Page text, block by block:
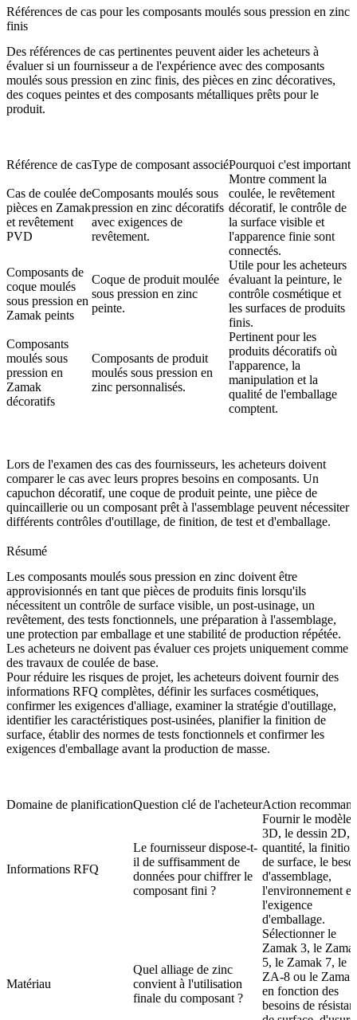
Références de cas pour les composants moulés sous pression en zinc
finis
Des références de cas pertinentes peuvent aider les acheteurs à
évaluer si un fournisseur a de l'expérience avec des composants
moulés sous pression en zinc finis, des pièces en zinc décoratives,
des coques peintes et des composants métalliques prêts pour le
produit.
Référence de casType de composant associéPourquoi c'est important
Cas de coulée de
pièces en Zamak
et revêtement
PVD
Composants moulés sous
pression en zinc décoratifs
avec exigences de
revêtement.
Montre comment la
coulée, le revêtement
décoratif, le contrôle de
la surface visible et
l'apparence finie sont
connectés.
Composants de
coque moulés
sous pression en
Zamak peints
Coque de produit moulée
sous pression en zinc
peinte.
Utile pour les acheteurs
évaluant la peinture, le
contrôle cosmétique et
les surfaces de produits
finis.
Composants
moulés sous
pression en
Zamak
décoratifs
Composants de produit
moulés sous pression en
zinc personnalisés.
Pertinent pour les
produits décoratifs où
l'apparence, la
manipulation et la
qualité de l'emballage
comptent.
Lors de l'examen des cas des fournisseurs, les acheteurs doivent
comparer le cas avec leurs propres besoins en composants. Un
capuchon décoratif, une coque de produit peinte, une pièce de
quincaillerie ou un composant prêt à l'assemblage peuvent nécessiter
différents contrôles d'outillage, de finition, de test et d'emballage.
Résumé
Les composants moulés sous pression en zinc doivent être
approvisionnés en tant que pièces de produits finis lorsqu'ils
nécessitent un contrôle de surface visible, un post-usinage, un
revêtement, des tests fonctionnels, une préparation à l'assemblage,
une protection par emballage et une stabilité de production répétée.
Les acheteurs ne doivent pas évaluer ces projets uniquement comme
des travaux de coulée de base.
Pour réduire les risques de projet, les acheteurs doivent fournir des
informations RFQ complètes, définir les surfaces cosmétiques,
confirmer les exigences d'alliage, examiner la stratégie d'outillage,
identifier les caractéristiques post-usinées, planifier la finition de
surface, établir des normes de tests fonctionnels et confirmer les
exigences d'emballage avant la production de masse.
Domaine de planificationQuestion clé de l'acheteurAction
Informations RFQ
Le fournisseur dispose-t-
il de suffisamment de
données pour chiffrer le
composant fini ?
Fournir le modèle
3D, le dessin 2D,
quantité, la finition
de surface, le
d'assemblage,
l'environnement et
l'exigence
d'emballage.
Matériau
Quel alliage de zinc
convient à l'utilisation
finale du composant ?
Sélectionner le
Zamak 3, le
5, le Zamak 7, le
ZA-8 ou le
en fonction des
besoins de